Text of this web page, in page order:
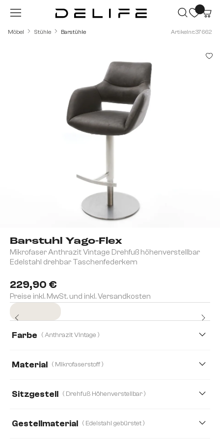
Zum Hauptinhalt springen
Möbel Stühle Barstühle Artikelnr.: 37662
Barstuhl Yago-Flex
Mikrofaser Anthrazit Vintage Drehfuß höhenverstellbar
Edelstahl drehbar Taschenfederkern
229,90 €
Preise inkl. MwSt. und inkl. Versandkosten
Farbe ( Anthrazit Vintage )
Material ( Mikrofaserstoff )
Strukturstoff Soft Teddystoff
Sitzgestell ( Drehfuß Höhenverstellbar )
Gestellmaterial ( Edelstahl gebürstet )